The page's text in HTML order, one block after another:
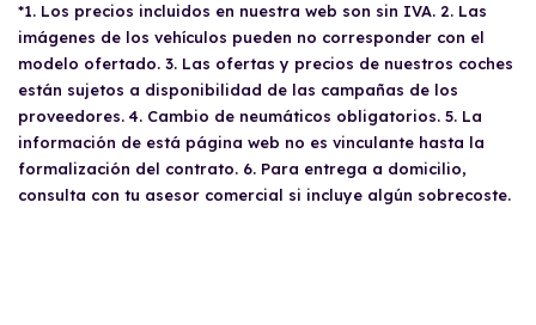
*1. Los precios incluidos en nuestra web son sin IVA. 2. Las
imágenes de los vehículos pueden no corresponder con el
modelo ofertado. 3. Las ofertas y precios de nuestros coches
están sujetos a disponibilidad de las campañas de los
proveedores. 4. Cambio de neumáticos obligatorios. 5. La
información de está página web no es vinculante hasta la
formalización del contrato. 6. Para entrega a domicilio,
consulta con tu asesor comercial si incluye algún sobrecoste.